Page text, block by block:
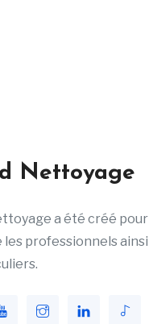
Nettoyage
a été créé pour
les professionnels ainsi